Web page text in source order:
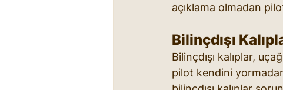
açıklama olmadan
Bilinçdışı
Bilinçdışı kalıplar,
pilot kendini